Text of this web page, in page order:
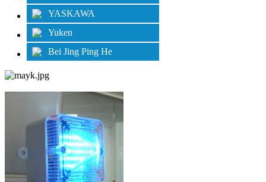
YASKAWA
Yuken
Bei Jing Ping He